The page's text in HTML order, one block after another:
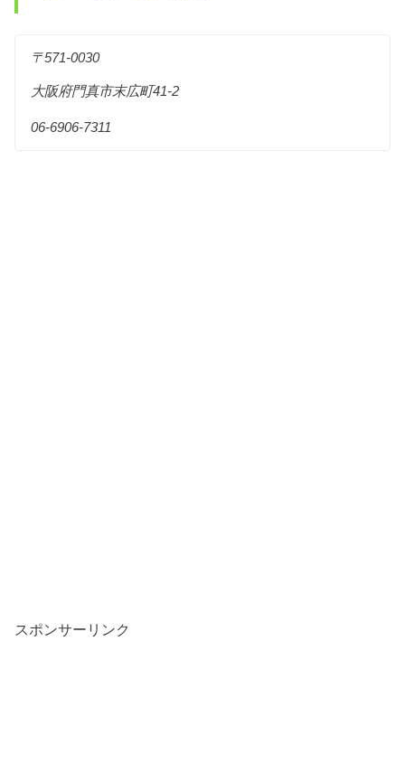
〒571-0030
大阪府門真市末広町41-2
06-6906-7311
スポンサーリンク